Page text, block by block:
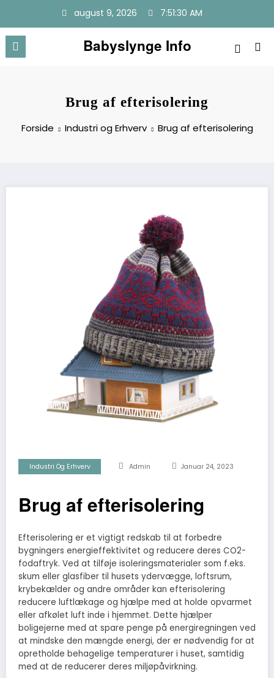
indhold
august 9, 2026 7:51:30 AM
Babyslynge Info
Brug af efterisolering
Forside Industri og Erhverv Brug af efterisolering
Industri Og Erhverv Admin Januar 24, 2023
Brug af efterisolering
Efterisolering er et vigtigt redskab til at forbedre
bygningers energieffektivitet og reducere deres CO2-
fodaftryk. Ved at tilføje isoleringsmaterialer som f.eks.
skum eller glasfiber til husets ydervægge, loftsrum,
krybekælder og andre områder kan efterisolering
reducere luftlækage og hjælpe med at holde opvarmet
eller afkølet luft inde i hjemmet. Dette hjælper
boligejerne med at spare penge på energiregningen ved
at mindske den mængde energi, der er nødvendig for at
opretholde behagelige temperaturer i huset, samtidig
med at de reducerer deres miljøpåvirkning.